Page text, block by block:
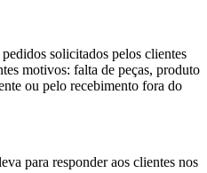
solicitados pelos clientes
motivos: falta de peças, produto
ou pelo recebimento fora do
para responder aos clientes nos